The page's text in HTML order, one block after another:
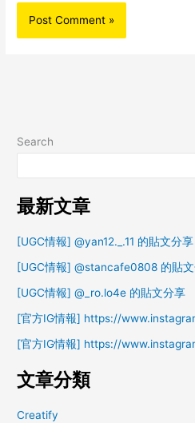
Search
最新文章
[UGC情報] @yan12._.11 的貼文分享
[UGC情報] @stancafe0808 的貼
[UGC情報] @_ro.lo4e 的貼文分享
[官方IG情報] https://
[官方IG情報] https://
文章分類
Creatify